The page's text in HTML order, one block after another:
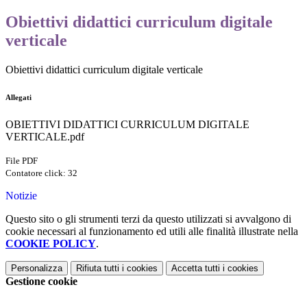
Obiettivi didattici curriculum digitale
verticale
Obiettivi didattici curriculum digitale verticale
Allegati
OBIETTIVI DIDATTICI CURRICULUM DIGITALE
VERTICALE.pdf
File PDF
Contatore click: 32
Notizie
Questo sito o gli strumenti terzi da questo utilizzati si avvalgono di
cookie necessari al funzionamento ed utili alle finalità illustrate nella
COOKIE POLICY.
Personalizza Rifiuta tutti i cookies Accetta tutti i cookies
Gestione cookie